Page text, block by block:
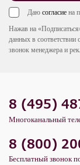
Даю согласие на
Нажав на
данных в соответствии с
звонок менеджера и
8 (495)
Многоканальный
8 (800)
Бесплатный звонок